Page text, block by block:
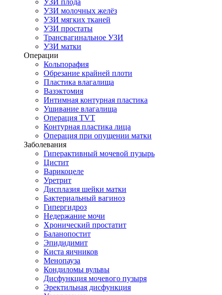
УЗИ плода
УЗИ молочных желёз
УЗИ мягких тканей
УЗИ простаты
Трансвагинальное УЗИ
УЗИ матки
Операции
Кольпорафия
Обрезание крайней плоти
Пластика влагалища
Вазэктомия
Интимная контурная пластика
Ушивание влагалища
Операция TVT
Контурная пластика лица
Операция при опущении матки
Заболевания
Гиперактивный мочевой пузырь
Цистит
Варикоцеле
Уретрит
Дисплазия шейки матки
Бактериальный вагиноз
Гипергидроз
Недержание мочи
Хронический простатит
Баланопостит
Эпидидимит
Киста яичников
Менопауза
Кондиломы вульвы
Дисфункция мочевого пузыря
Эректильная дисфункция